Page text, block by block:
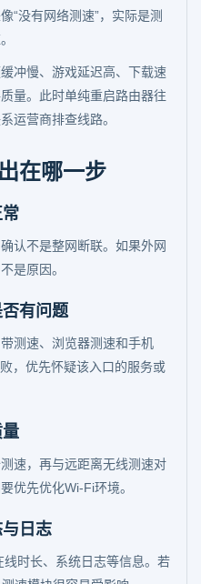
“没有网络测速”，实际是测
冲慢、游戏延迟高、下载速
量。此时单纯重启路由器往
运营商排查线路。
在哪一步
认不是整网断联。如果外网
是原因。
有问题
测速、浏览器测速和手机
，优先怀疑该入口的服务或
速，再与远距离无线测速对
优先优化Wi-Fi环境。
日志
时长、系统日志等信息。若